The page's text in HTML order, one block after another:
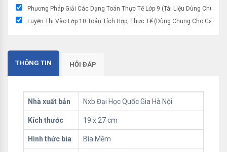
Phương Pháp Giải Các Dạng Toán Thực Tế Lớp 9 (Tài Liệu Dùng Chung
Luyện Thi Vào Lớp 10 Toán Tích Hợp, Thực Tế (Dùng Chung Cho Các Bộ
THÔNG TIN HỎI ĐÁP
Nhà xuất bản Nxb Đại Học Quốc Gia Hà Nội
Kích thước 19 x 27 cm
Hình thức bìa Bìa Mềm